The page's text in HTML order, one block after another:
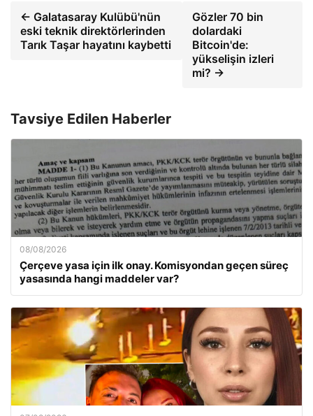
← Galatasaray Kulübü'nün
eski teknik direktörlerinden
Tarık Taşar hayatını kaybetti
Gözler 70 bin
dolardaki
Bitcoin'de:
yükselişin izleri
mi? →
Tavsiye Edilen Haberler
08/08/2026
Çerçeve yasa için ilk onay. Komisyondan geçen süreç
yasasında hangi maddeler var?